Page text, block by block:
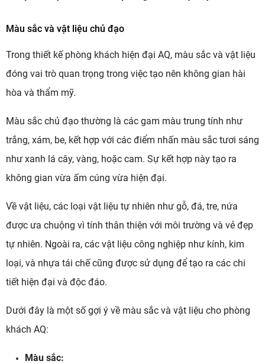
Màu sắc và vật liệu chủ đạo
Trong thiết kế phòng khách hiện đại AQ, màu sắc và vật liệu
đóng vai trò quan trọng trong việc tạo nên không gian hài
hòa và thẩm mỹ.
Màu sắc chủ đạo thường là các gam màu trung tính như
trắng, xám, be, kết hợp với các điểm nhấn màu sắc tươi sáng
như xanh lá cây, vàng, hoặc cam. Sự kết hợp này tạo ra
không gian vừa ấm cúng vừa hiện đại.
Về vật liệu, các loại vật liệu tự nhiên như gỗ, đá, tre, nứa
được ưa chuộng vì tính thân thiện với môi trường và vẻ đẹp
tự nhiên. Ngoài ra, các vật liệu công nghiệp như kính, kim
loại, và nhựa tái chế cũng được sử dụng để tạo ra các chi
tiết hiện đại và độc đáo.
Dưới đây là một số gợi ý về màu sắc và vật liệu cho phòng
khách AQ:
Màu sắc: